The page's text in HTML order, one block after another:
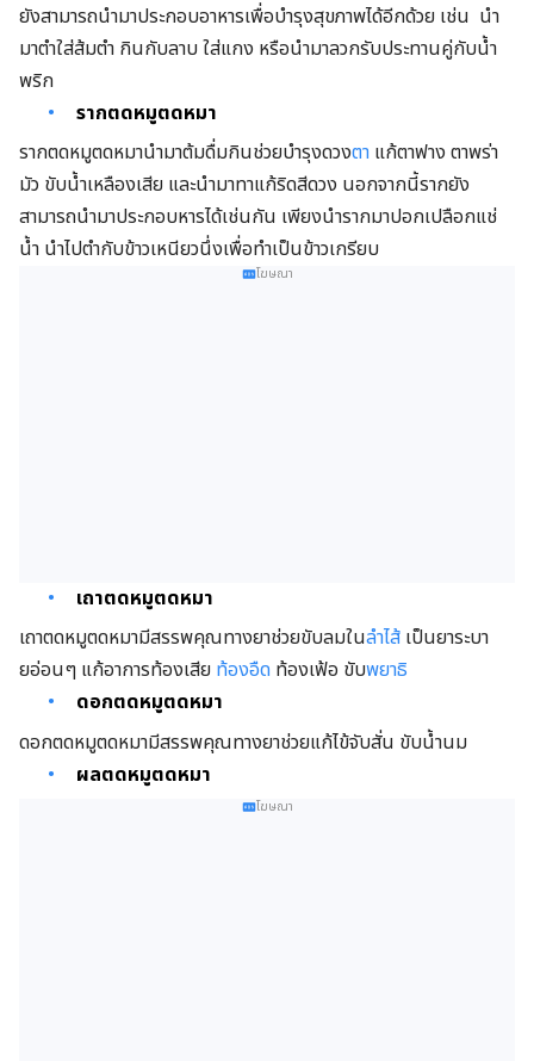
ยังสามารถนำมาประกอบอาหารเพื่อบำรุงสุขภาพได้อีกด้วย เช่น นำ
มาตำใส่ส้มตำ กินกับลาบ ใส่แกง หรือนำมาลวกรับประทานคู่กับน้ำ
พริก
รากตดหมูตดหมา
รากตดหมูตดหมานำมาต้มดื่มกินช่วยบำรุงดวงตา แก้ตาฟาง ตาพร่า
มัว ขับน้ำเหลืองเสีย และนำมาทาแก้ริดสีดวง นอกจากนี้รากยัง
สามารถนำมาประกอบหารได้เช่นกัน เพียงนำรากมาปอกเปลือกแช่
น้ำ นำไปตำกับข้าวเหนียวนึ่งเพื่อทำเป็นข้าวเกรียบ
โฆษณา
เถาตดหมูตดหมา
เถาตดหมูตดหมามีสรรพคุณทางยาช่วยขับลมในลำไส้ เป็นยาระบา
ยอ่อนๆ แก้อาการท้องเสีย ท้องอืด ท้องเฟ้อ ขับพยาธิ
ดอกตดหมูตดหมา
ดอกตดหมูตดหมามีสรรพคุณทางยาช่วยแก้ไข้จับสั่น ขับน้ำนม
ผลตดหมูตดหมา
โฆษณา